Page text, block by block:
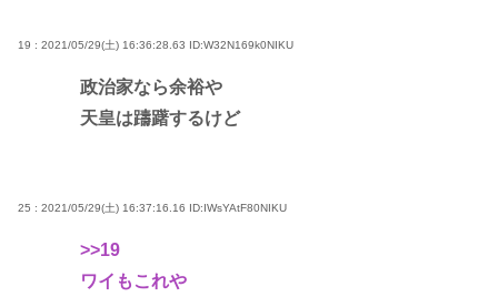
19 : 2021/05/29(土) 16:36:28.63 ID:W32N169k0NIKU
政治家なら余裕や
天皇は躊躇するけど
25 : 2021/05/29(土) 16:37:16.16 ID:IWsYAtF80NIKU
>>19
ワイもこれや